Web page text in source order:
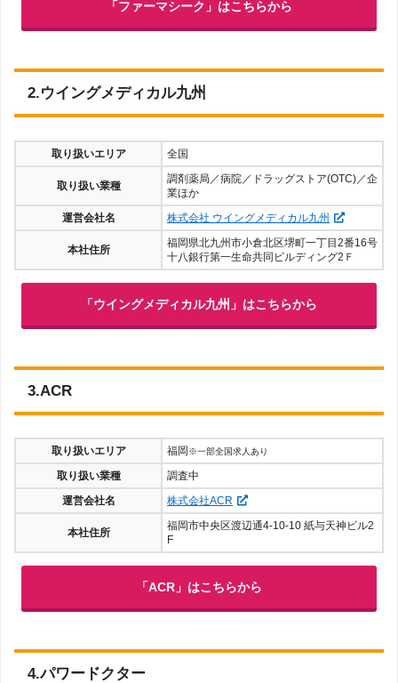
「ファーマシーク」はこちらから
2.ウイングメディカル九州
取り扱いエリア 全国
取り扱い業種
調剤薬局／病院／ドラッグストア(OTC)／企
業ほか
運営会社名
株式会社 ウイングメディカル九州
本社住所
福岡県北九州市小倉北区堺町一丁目2番16号
十八銀行第一生命共同ビルディング2Ｆ
「ウイングメディカル九州」はこちらから
3.ACR
取り扱いエリア 福岡※一部全国求人あり
取り扱い業種
調査中
運営会社名
株式会社ACR
本社住所
福岡市中央区渡辺通4-10-10 紙与天神ビル2
F
「ACR」はこちらから
4.パワードクター